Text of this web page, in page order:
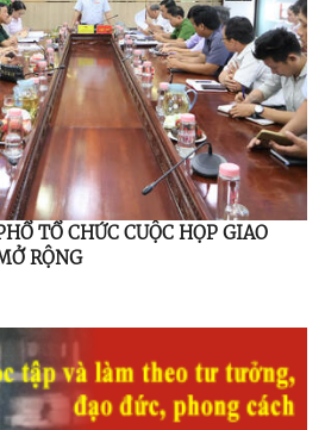
TỔ CHỨC CUỘC HỌP GIAO
RỘNG